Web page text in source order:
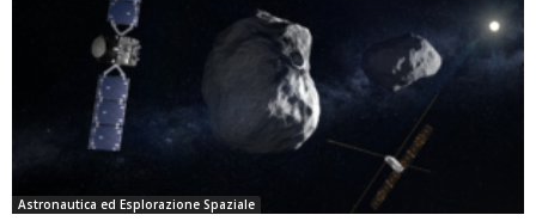
Astronautica ed Esplorazione Spaziale